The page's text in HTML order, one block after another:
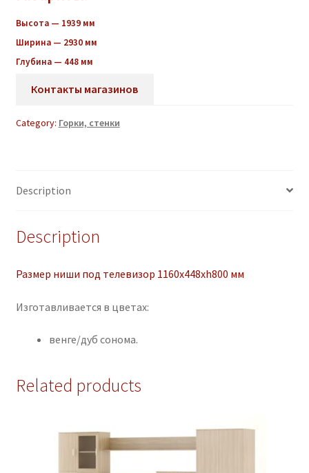
Высота — 1939 мм
Ширина — 2930 мм
Глубина — 448 мм
Контакты магазинов
Category: Горки, стенки
Description
Description
Размер ниши под телевизор 1160х448хh800 мм
Изготавливается в цветах:
венге/дуб сонома.
Related products